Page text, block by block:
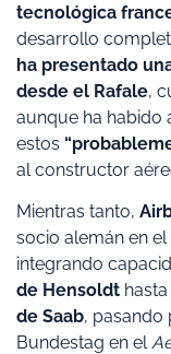
tecnológica
desarrollo
ha presentado
desde el Rafale,
aunque ha habido
estos
al constructor
Mientras tanto,
socio alemán en
integrando
de Hensoldt
de Saab, pasando
Bundestag en el